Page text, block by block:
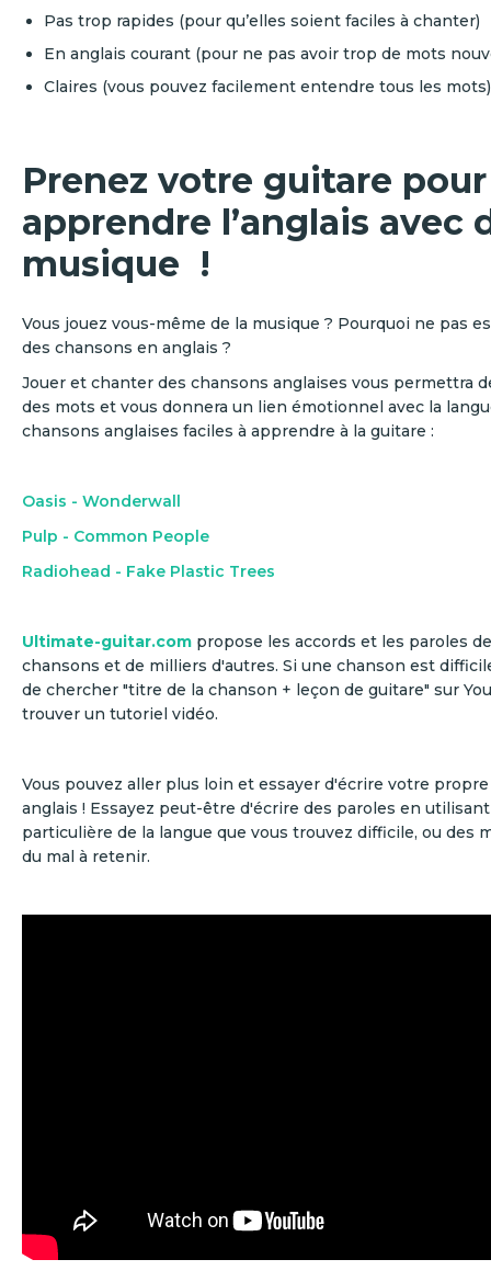
Pas trop rapides (pour qu’elles soient faciles à chanter)
En anglais courant (pour ne pas avoir trop de mots
Claires (vous pouvez facilement entendre tous les
Prenez votre guitare pour
apprendre l’anglais avec
musique !
Vous jouez vous-même de la musique ? Pourquoi ne pas
des chansons en anglais ?
Jouer et chanter des chansons anglaises vous permettra
des mots et vous donnera un lien émotionnel avec la
chansons anglaises faciles à apprendre à la guitare :
Oasis - Wonderwall
Pulp - Common People
Radiohead - Fake Plastic Trees
Ultimate-guitar.com propose les accords et les paroles
chansons et de milliers d'autres. Si une chanson est
de chercher "titre de la chanson + leçon de guitare" sur
trouver un tutoriel vidéo.
Vous pouvez aller plus loin et essayer d'écrire votre
anglais ! Essayez peut-être d'écrire des paroles en
particulière de la langue que vous trouvez difficile, ou des
du mal à retenir.